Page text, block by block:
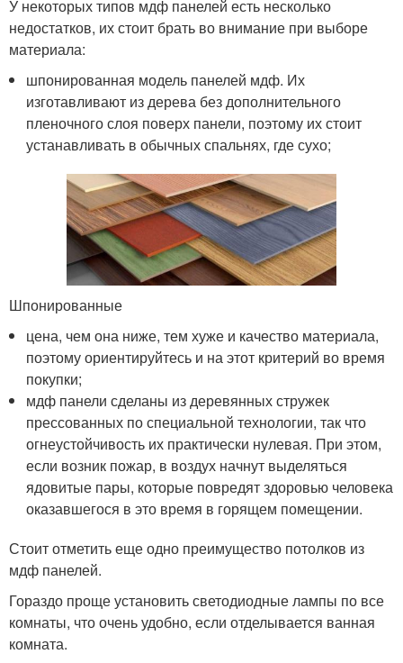
У некоторых типов мдф панелей есть несколько
недостатков, их стоит брать во внимание при выборе
материала:
шпонированная модель панелей мдф. Их
изготавливают из дерева без дополнительного
пленочного слоя поверх панели, поэтому их стоит
устанавливать в обычных спальнях, где сухо;
Шпонированные
цена, чем она ниже, тем хуже и качество материала,
поэтому ориентируйтесь и на этот критерий во время
покупки;
мдф панели сделаны из деревянных стружек
прессованных по специальной технологии, так что
огнеустойчивость их практически нулевая. При этом,
если возник пожар, в воздух начнут выделяться
ядовитые пары, которые повредят здоровью человека
оказавшегося в это время в горящем помещении.
Стоит отметить еще одно преимущество потолков из
мдф панелей.
Гораздо проще установить светодиодные лампы по все
комнаты, что очень удобно, если отделывается ванная
комната.